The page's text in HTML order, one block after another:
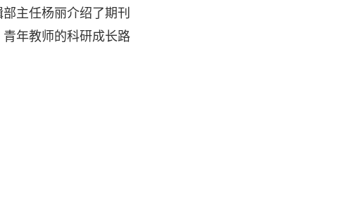
主任杨丽介绍了期刊
年教师的科研成长路